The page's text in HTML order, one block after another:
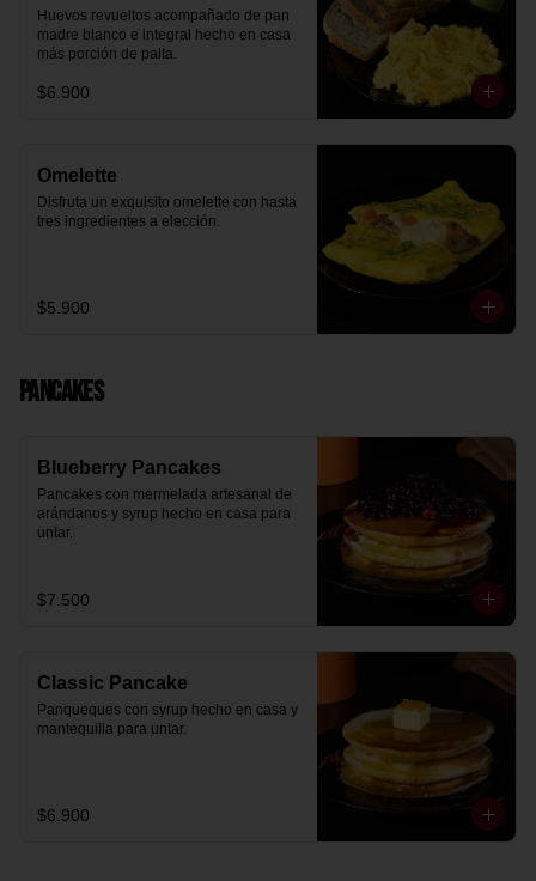
Huevos revueltos acompañado de pan
madre blanco e integral hecho en casa
más porción de palta.
$6.900
Omelette
Disfruta un exquisito omelette con hasta
tres ingredientes a elección.
$5.900
Pancakes
Blueberry Pancakes
Pancakes con mermelada artesanal de
arándanos y syrup hecho en casa para
untar.
$7.500
Classic Pancake
Panqueques con syrup hecho en casa y
mantequilla para untar.
$6.900